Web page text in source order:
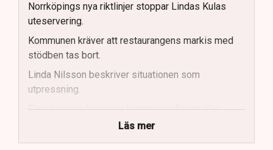
Norrköpings nya riktlinjer stoppar Lindas Kulas
uteservering.
Kommunen kräver att restaurangens markis med
stödben tas bort.
Linda Nilsson beskriver situationen som
utpressning.
Flera krögare kritiserar kommunen för otydlig
Kommunen vill skapa enhetliga regler för
Läs mer